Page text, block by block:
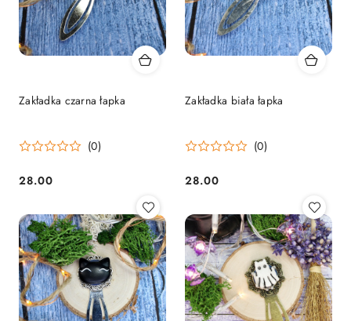
Zakładka czarna łapka
(0)
Cena:
28.00
Zakładka biała łapka
(0)
Cena:
28.00